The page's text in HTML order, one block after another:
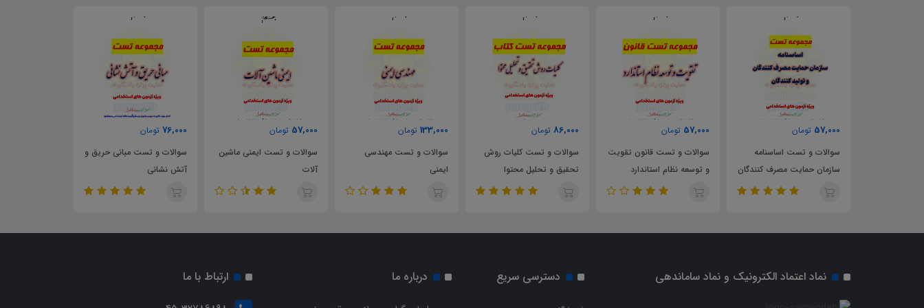
57,000 تومان
سوالات و تست قانون تقویت
و توسعه نظام استاندارد
86,000 تومان
سوالات و تست کلیات روش
تحقیق و تحلیل محتوا
133,000
سوالات و تست مهندسی
ایمنی
57,000 تومان
سوالات و تست ایمنی ماشین
76,000 تومان
سوالات و تست مبانی حریق و
70,000 تومان
سوالات و تست کتاب اخلاق
پزشکی
نماد اعتماد الکترونیک و نماد ساماندهی دسترسی سریع درباره ما ارتباط با ما